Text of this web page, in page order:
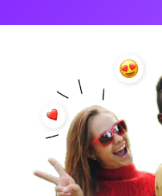
parfait pour créer des
la personnalité de
les journées les plus
drôles quand on les